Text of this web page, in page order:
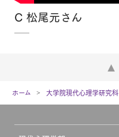
C 松尾元さん
ホーム 大学院現代心理学研究科